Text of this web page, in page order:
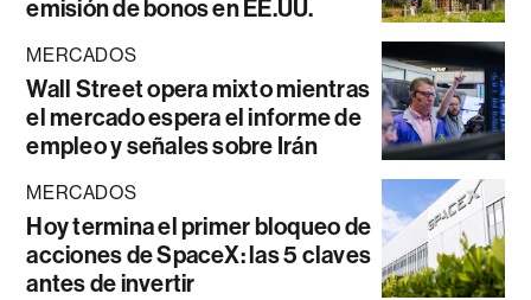
emisión de bonos en EE.UU.
MERCADOS
Wall Street opera mixto mientras
el mercado espera el informe de
empleo y señales sobre Irán
MERCADOS
Hoy termina el primer bloqueo de
acciones de SpaceX: las 5 claves
antes de invertir